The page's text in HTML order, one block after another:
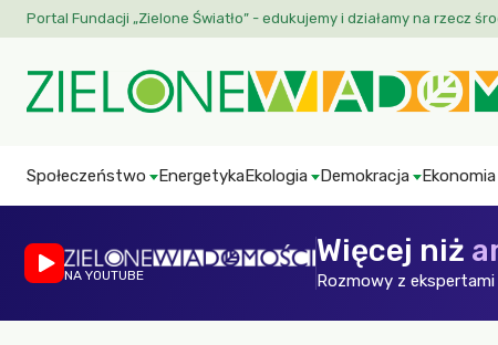
Portal Fundacji „Zielone Światło” - edukujemy i działamy na rzecz
Społeczeństwo EnergetykaEkologia Demokracja Ekonomia
NA YOUTUBE
Więcej niż
Rozmowy z